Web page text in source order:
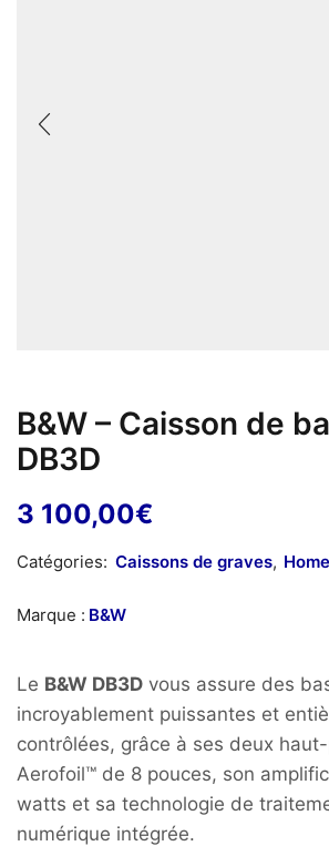
B&W – Caisson de
DB3D
3 100,00€
Catégories: Caissons de graves,
Marque : B&W
Le B&W DB3D vous assure des
incroyablement puissantes et
contrôlées, grâce à ses deux
Aerofoil™ de 8 pouces, son
watts et sa technologie de
numérique intégrée.